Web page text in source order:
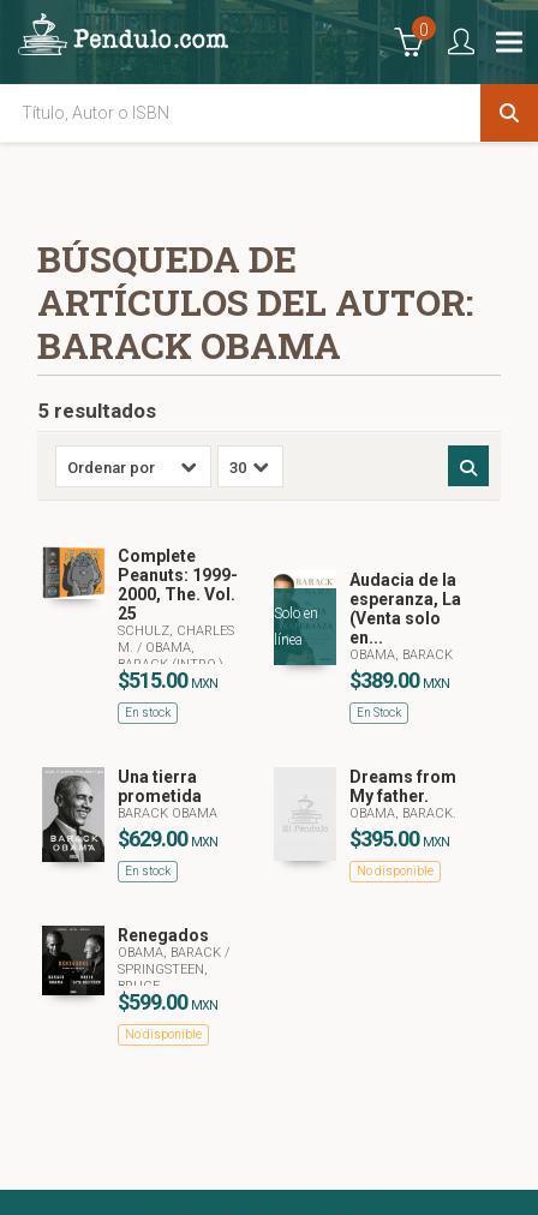
0
BÚSQUEDA DE
ARTÍCULOS DEL AUTOR:
BARACK OBAMA
5 resultados
Complete
Peanuts: 1999-
2000, The. Vol.
25
SCHULZ, CHARLES
M./ OBAMA,
BARACK (INTRO.)
$515.00 MXN
En stock
Solo en
línea
Audacia de la
esperanza, La
(Venta solo
en...
OBAMA, BARACK
$389.00 MXN
En Stock
Una tierra
prometida
BARACK OBAMA
$629.00 MXN
En stock
Dreams from
My father.
OBAMA, BARACK.
$395.00 MXN
No disponible
Renegados
OBAMA, BARACK/
SPRINGSTEEN,
BRUCE
$599.00 MXN
No disponible